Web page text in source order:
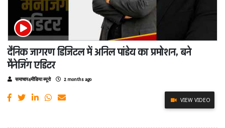
दैनिक जागरण डिजिटल में अनिल पांडेय का प्रमोशन, बने
मैनेजिंग एडिटर
समाचार4मीडिया ब्यूरो 2 months ago
VIEW VIDEO